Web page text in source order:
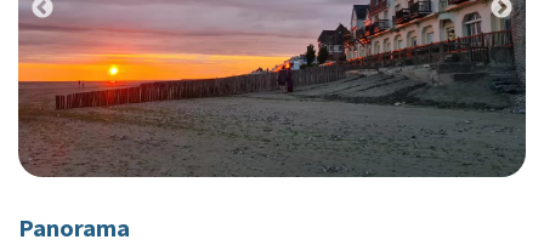
Previous
Panorama